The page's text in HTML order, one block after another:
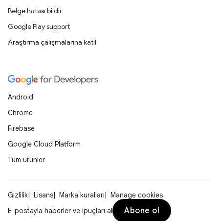
Belge hatası bildir
Google Play support
Araştırma çalışmalarına katıl
Android
Chrome
Firebase
Google Cloud Platform
Tüm ürünler
Gizlilik Lisans Marka kuralları
Manage cookies
E-postayla haberler ve ipuçları al
Abone ol